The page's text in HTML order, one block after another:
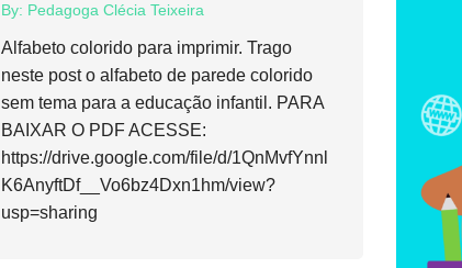
By: Pedagoga Clécia Teixeira
Alfabeto colorido para imprimir. Trago
neste post o alfabeto de parede colorido
sem tema para a educação infantil. PARA
BAIXAR O PDF ACESSE:
https://drive.google.com/file/d/1QnMvfYnnl
K6AnyftDf__Vo6bz4Dxn1hm/view?
usp=sharing